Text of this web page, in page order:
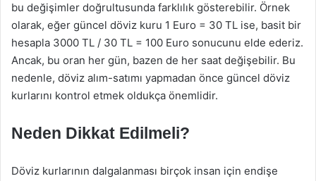
bu değişimler doğrultusunda farklılık gösterebilir. Örnek
olarak, eğer güncel döviz kuru 1 Euro = 30 TL ise, basit bir
hesapla 3000 TL / 30 TL = 100 Euro sonucunu elde ederiz.
Ancak, bu oran her gün, bazen de her saat değişebilir. Bu
nedenle, döviz alım-satımı yapmadan önce güncel döviz
kurlarını kontrol etmek oldukça önemlidir.
Neden Dikkat Edilmeli?
Döviz kurlarının dalgalanması birçok insan için endişe